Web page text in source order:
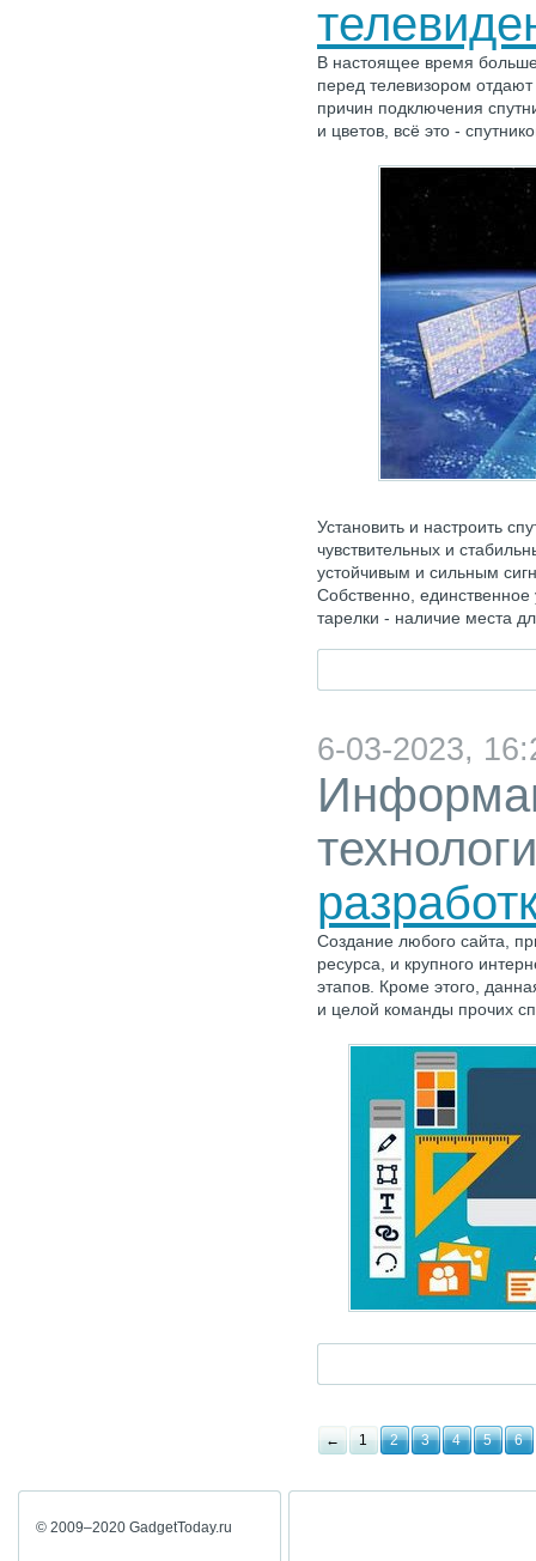
В настоящее время
перед телевизором
причин подключения
и цветов, всё это -
Установить и настроить
чувствительных и
устойчивым и сильным
Собственно, единственное
тарелки - наличие места
6-03-2023,
Создание любого сайта,
ресурса, и крупного
этапов. Кроме этого,
и целой команды прочих
← 1 2 3 4 5 6
© 2009–2020 GadgetToday.ru